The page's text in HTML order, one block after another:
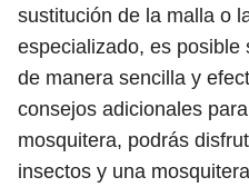
sustitución de la malla o
especializado, es
de manera sencilla y
consejos adicionales
mosquitera, podrás
insectos y una